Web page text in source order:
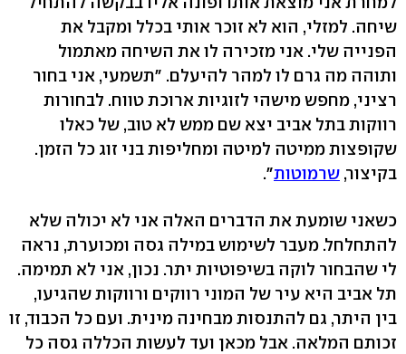
שיחה. למזלי, הוא לא זוכר אותי בכלל ומקבל את
הפנייה שלי. אני מזכירה לו את השיחה מאתמול
ותוהה מה גרם לו למהר להיעלם. "תשמעי, אני בחור
רציני, מחפש מישהי לזוגיות ארוכת טווח. לבחורות
רווקות בתל אביב יצא שם ממש לא טוב, של כאלו
שקופצות ממיטה למיטה ומחליפות בני זוג כל הזמן.
בקיצור, שרמוטות".
כשאני שומעת את הדברים האלה אני לא יכולה שלא
להתחלחל. מעבר לשימוש במילה גסה ומכוערת, נראה
לי שהבחור לוקה בשיפוטיות יתר. נכון, אני לא תמימה.
תל אביב היא עיר של המוני רווקים ורווקות שהגיעו,
בין היתר, גם להתנסות מבחינה מינית. ועם כל הכבוד, זו
זכותם המלאה. אבל מכאן ועד לעשות הכללה גסה כל